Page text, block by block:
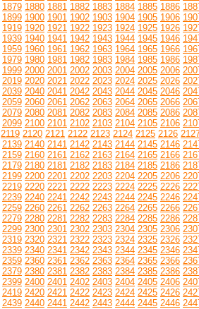
1879 1880 1881 1882 1883 1884 1885 1886
1899 1900 1901 1902 1903 1904 1905 1906
1919 1920 1921 1922 1923 1924 1925 1926
1939 1940 1941 1942 1943 1944 1945 1946
1959 1960 1961 1962 1963 1964 1965 1966
1979 1980 1981 1982 1983 1984 1985 1986
1999 2000 2001 2002 2003 2004 2005 2006
2019 2020 2021 2022 2023 2024 2025 2026
2039 2040 2041 2042 2043 2044 2045 2046
2059 2060 2061 2062 2063 2064 2065 2066
2079 2080 2081 2082 2083 2084 2085 2086
2099 2100 2101 2102 2103 2104 2105 2106
2119 2120 2121 2122 2123 2124 2125 2126
2139 2140 2141 2142 2143 2144 2145 2146
2159 2160 2161 2162 2163 2164 2165 2166
2179 2180 2181 2182 2183 2184 2185 2186
2199 2200 2201 2202 2203 2204 2205 2206
2219 2220 2221 2222 2223 2224 2225 2226
2239 2240 2241 2242 2243 2244 2245 2246
2259 2260 2261 2262 2263 2264 2265 2266
2279 2280 2281 2282 2283 2284 2285 2286
2299 2300 2301 2302 2303 2304 2305 2306
2319 2320 2321 2322 2323 2324 2325 2326
2339 2340 2341 2342 2343 2344 2345 2346
2359 2360 2361 2362 2363 2364 2365 2366
2379 2380 2381 2382 2383 2384 2385 2386
2399 2400 2401 2402 2403 2404 2405 2406
2419 2420 2421 2422 2423 2424 2425 2426
2439 2440 2441 2442 2443 2444 2445 2446